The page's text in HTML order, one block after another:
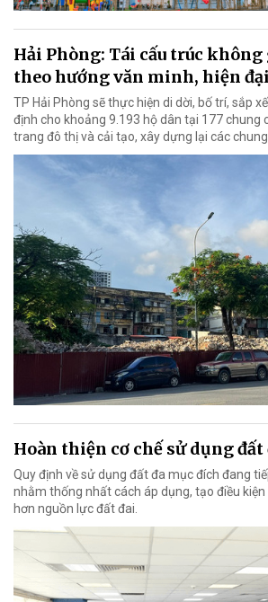
Hải Phòng: Tái cấu trúc
theo hướng văn minh, hiện đại
TP Hải Phòng sẽ thực hiện di dời, bố trí, sắp
định cho khoảng 9.193 hộ dân tại 177 chung
trang đô thị và cải tạo, xây dựng lại các
Hoàn thiện cơ chế sử dụng
Quy định về sử dụng đất đa mục đích đang
nhằm thống nhất cách áp dụng, tạo điều
hơn nguồn lực đất đai.